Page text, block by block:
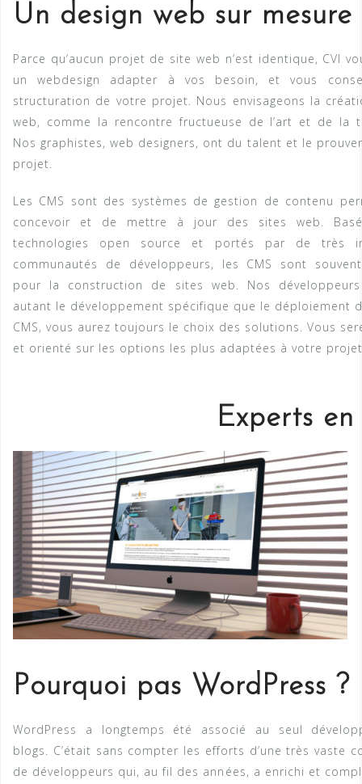
Un design web sur mesure
Parce qu’aucun projet de site web n’est identique, CVI
un webdesign adapter à vos besoin, et vous
structuration de votre projet. Nous envisageons la
web, comme la rencontre fructueuse de l’art et de la
Nos graphistes, web designers, ont du talent et le
projet.
Les CMS sont des systèmes de gestion de contenu
concevoir et de mettre à jour des sites web.
technologies open source et portés par de très
communautés de développeurs, les CMS sont
pour la construction de sites web. Nos
autant le développement spécifique que le déploiement
CMS, vous aurez toujours le choix des solutions. Vous
et orienté sur les options les plus adaptées à votre
Experts
Pourquoi pas WordPress ?
WordPress a longtemps été associé au seul
blogs. C’était sans compter les efforts d’une très vaste
de développeurs qui, au fil des années, a enrichi et